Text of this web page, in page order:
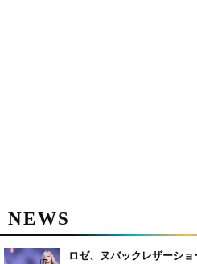
NEWS
ロゼ、ヌバックレザーシ